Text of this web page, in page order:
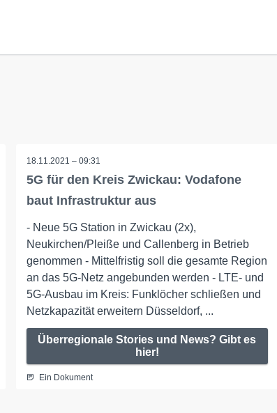
18.11.2021 – 09:31
5G für den Kreis Zwickau: Vodafone
baut Infrastruktur aus
- Neue 5G Station in Zwickau (2x),
Neukirchen/Pleiße und Callenberg in Betrieb
genommen - Mittelfristig soll die gesamte Region
an das 5G-Netz angebunden werden - LTE- und
5G-Ausbau im Kreis: Funklöcher schließen und
Netzkapazität erweitern Düsseldorf, ...
Überregionale Stories und News? Gibt es
hier!
Ein Dokument